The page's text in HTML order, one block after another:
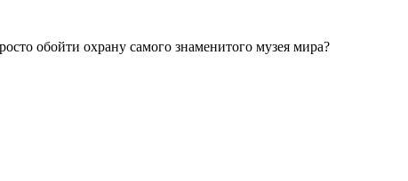
обойти охрану самого знаменитого музея мира?